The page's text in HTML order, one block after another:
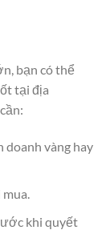
bạn có thể
tại địa
doanh vàng hay
khi quyết